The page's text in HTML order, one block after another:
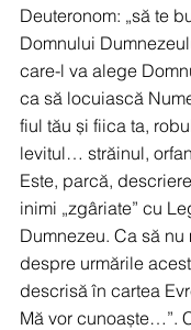
Deuteronom: „să te
Domnului
care-l va alege
ca să locuiască
fiul tău și fiica ta,
levitul… străinul,
Este, parcă,
inimi „zgâriate” cu
Dumnezeu. Ca să nu
despre urmările
descrisă în cartea
Mă vor cunoaște…”.